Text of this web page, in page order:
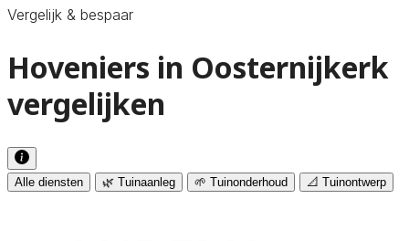
Vergelijk & bespaar
Hoveniers in Oosternijkerk
vergelijken
Alle diensten 🌿 Tuinaanleg 🌱 Tuinonderhoud 📐 Tuinontwerp